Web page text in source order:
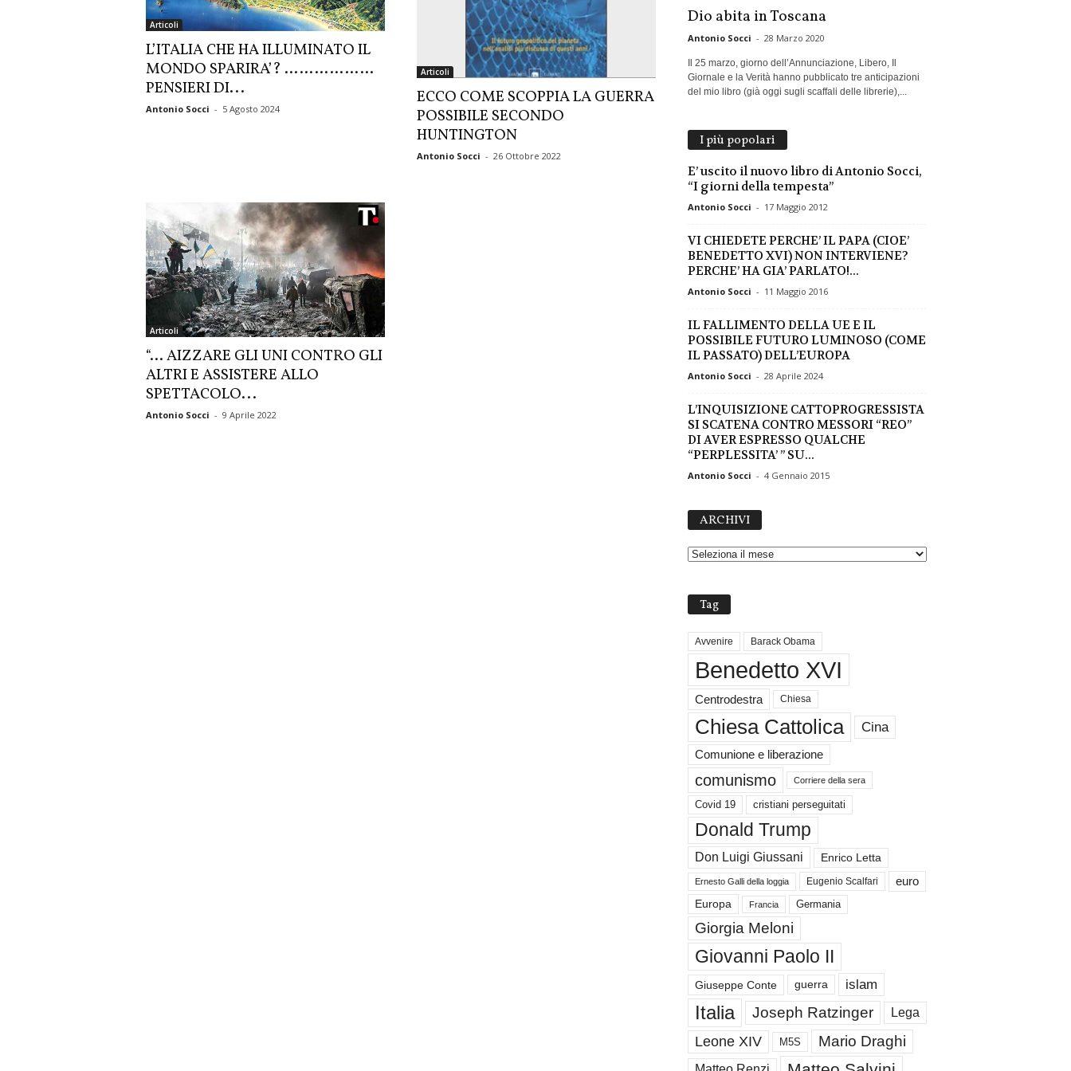
Articoli
L’ITALIA CHE HA ILLUMINATO IL
MONDO SPARIRA’? ………………
PENSIERI DI...
Antonio Socci - 5 Agosto 2024
Articoli
ECCO COME SCOPPIA LA GUERRA
POSSIBILE SECONDO
HUNTINGTON
Antonio Socci - 26 Ottobre 2022
Articoli
“… AIZZARE GLI UNI CONTRO GLI
ALTRI E ASSISTERE ALLO
SPETTACOLO...
Antonio Socci - 9 Aprile 2022
Dio abita in Toscana
Antonio Socci - 28 Marzo 2020
Il 25 marzo, giorno dell’Annunciazione, Libero, Il
Giornale e la Verità hanno pubblicato tre anticipazioni
del mio libro (già oggi sugli scaffali delle librerie),...
I più popolari
E’ uscito il nuovo libro di Antonio Socci,
“I giorni della tempesta”
Antonio Socci - 17 Maggio 2012
VI CHIEDETE PERCHE’ IL PAPA (CIOE’
BENEDETTO XVI) NON INTERVIENE?
PERCHE’ HA GIA’ PARLATO!...
Antonio Socci - 11 Maggio 2016
IL FALLIMENTO DELLA UE E IL
POSSIBILE FUTURO LUMINOSO (COME
IL PASSATO) DELL’EUROPA
Antonio Socci - 28 Aprile 2024
L’INQUISIZIONE CATTOPROGRESSISTA
SI SCATENA CONTRO MESSORI “REO”
DI AVER ESPRESSO QUALCHE
“PERPLESSITA’ ” SU...
Antonio Socci - 4 Gennaio 2015
ARCHIVI
H
Tag
Avvenire Barack Obama
Benedetto XVI
Centrodestra Chiesa
Chiesa Cattolica Cina
Comunione e liberazione
comunismo Corriere della sera
Covid 19 cristiani perseguitati
Donald Trump
Don Luigi Giussani Enrico Letta
Ernesto Galli della loggia Eugenio Scalfari euro
Europa Francia Germania
Giorgia Meloni
Giovanni Paolo II
Giuseppe Conte guerra islam
Italia Joseph Ratzinger Lega
Leone XIV M5S Mario Draghi